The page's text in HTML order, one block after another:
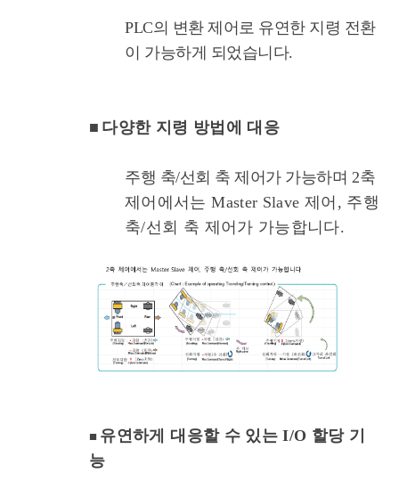
PLC의 변환 제어로 유연한 지령 전환
이 가능하게 되었습니다.
■ 다양한 지령 방법에 대응
주행 축/선회 축 제어가 가능하며 2축
제어에서는 Master Slave 제어, 주행
축/선회 축 제어가 가능합니다.
■ 유연하게 대응할 수 있는 I/O 할당 기
능